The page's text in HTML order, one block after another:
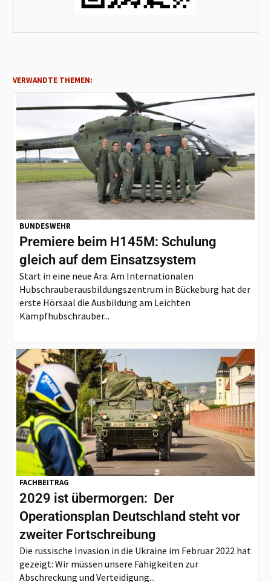
VERWANDTE THEMEN:
BUNDESWEHR
Premiere beim H145M: Schulung
gleich auf dem Einsatzsystem
Start in eine neue Ära: Am Internationalen
Hubschrauberausbildungszentrum in Bückeburg hat der
erste Hörsaal die Ausbildung am Leichten
Kampfhubschrauber...
FACHBEITRAG
2029 ist übermorgen: Der
Operationsplan Deutschland steht vor
zweiter Fortschreibung
Die russische Invasion in die Ukraine im Februar 2022 hat
gezeigt: Wir müssen unsere Fähigkeiten zur
Abschreckung und Verteidigung...